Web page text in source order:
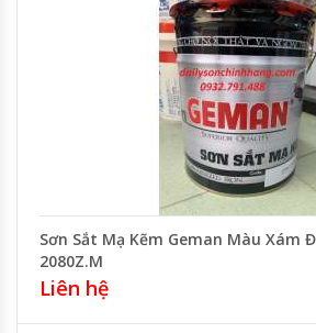
Sơn Sắt Mạ Kẽm Geman Màu Xám
2080Z.M
Liên hệ